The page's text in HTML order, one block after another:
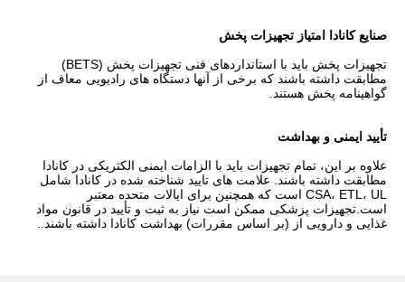
صنايع كانادا امتياز تجهیزات پخش
تجهیزات پخش باید با استانداردهای فنی تجهیزات پخش (BETS)
مطابقت داشته باشند که برخی از آنها دستگاه های رادیویی معاف از
گواهینامه پخش هستند.
تأیید ایمنی و بهداشت
علاوه بر این، تمام تجهیزات باید با الزامات ایمنی الکتریکی در کانادا
مطابقت داشته باشند. علامت های تایید شناخته شده در کانادا شامل
CSA، ETL، UL است که همچنین برای ایالات متحده معتبر
است.تجهیزات پزشکی ممکن است نیاز به ثبت و تأیید در قانون مواد
غذایی و دارویی از (بر اساس مقررات) بهداشت کانادا داشته باشند..